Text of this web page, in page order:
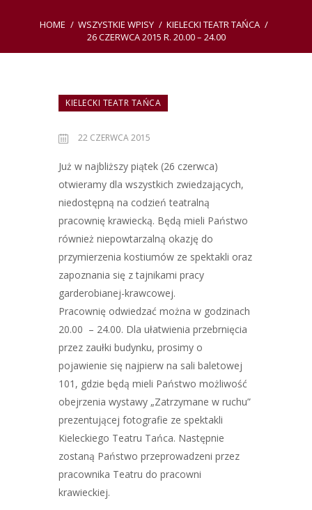
HOME WSZYSTKIE WPISY
KIELECKI TEATR TAŃCA
26 CZERWCA 2015 R. 20.00 – 24.00
KIELECKI TEATR TAŃCA
22 CZERWCA 2015
Już w najbliższy piątek (26 czerwca)
otwieramy dla wszystkich zwiedzających,
niedostępną na codzień teatralną
pracownię krawiecką. Będą mieli Państwo
również niepowtarzalną okazję do
przymierzenia kostiumów ze spektakli oraz
zapoznania się z tajnikami pracy
garderobianej-krawcowej.
Pracownię odwiedzać można w godzinach
20.00 – 24.00. Dla ułatwienia przebrnięcia
przez zaułki budynku, prosimy o
pojawienie się najpierw na sali baletowej
101, gdzie będą mieli Państwo możliwość
obejrzenia wystawy „Zatrzymane w ruchu”
prezentującej fotografie ze spektakli
Kieleckiego Teatru Tańca. Następnie
zostaną Państwo przeprowadzeni przez
pracownika Teatru do pracowni
krawieckiej.